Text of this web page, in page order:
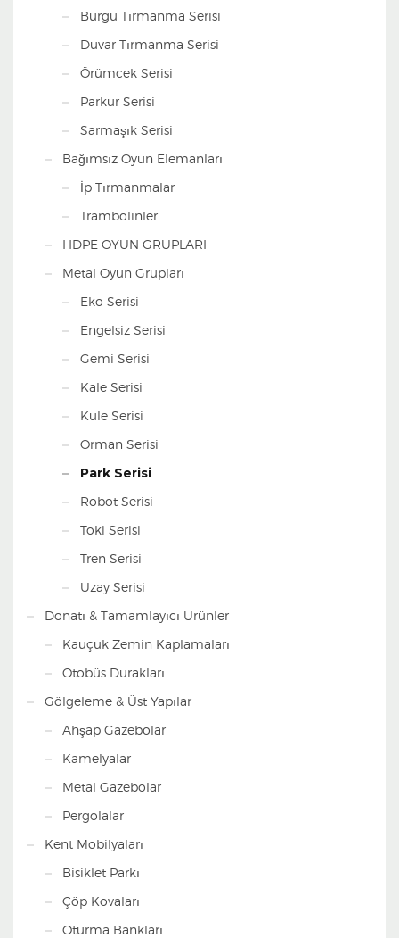
Burgu Tırmanma Serisi
Duvar Tırmanma Serisi
Örümcek Serisi
Parkur Serisi
Sarmaşık Serisi
Bağımsız Oyun Elemanları
İp Tırmanmalar
Trambolinler
HDPE OYUN GRUPLARI
Metal Oyun Grupları
Eko Serisi
Engelsiz Serisi
Gemi Serisi
Kale Serisi
Kule Serisi
Orman Serisi
Park Serisi
Robot Serisi
Toki Serisi
Tren Serisi
Uzay Serisi
Donatı & Tamamlayıcı Ürünler
Kauçuk Zemin Kaplamaları
Otobüs Durakları
Gölgeleme & Üst Yapılar
Ahşap Gazebolar
Kamelyalar
Metal Gazebolar
Pergolalar
Kent Mobilyaları
Bisiklet Parkı
Çöp Kovaları
Oturma Bankları